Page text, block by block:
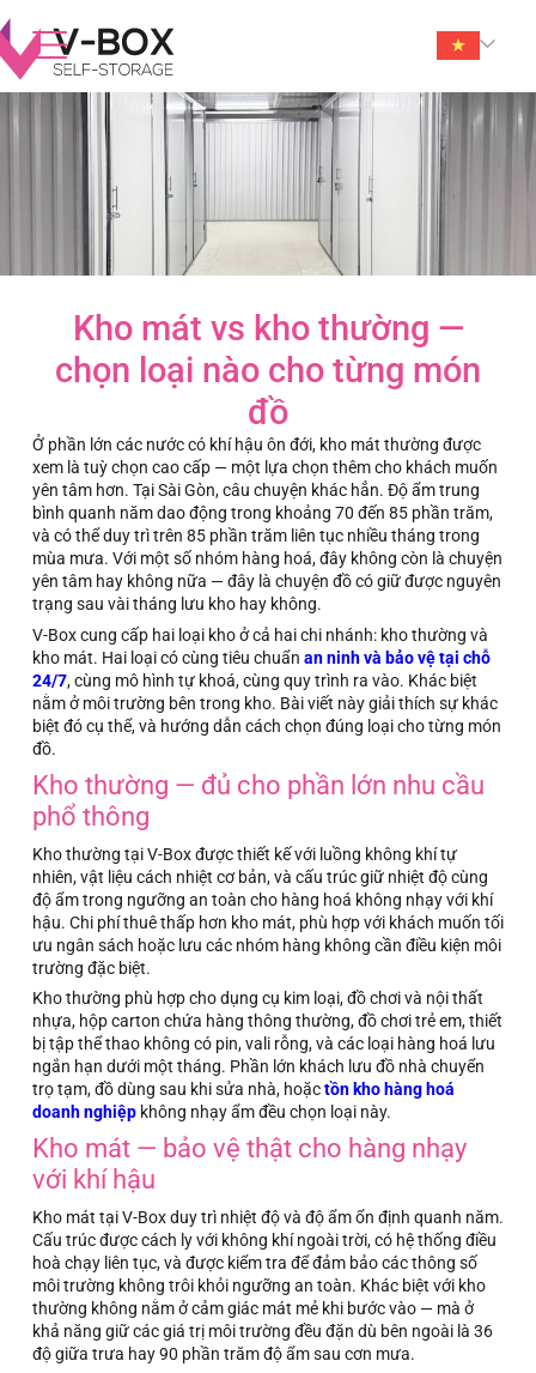
Kho mát vs kho thường —
chọn loại nào cho từng món
đồ
Ở phần lớn các nước có khí hậu ôn đới, kho mát thường được
xem là tuỳ chọn cao cấp — một lựa chọn thêm cho khách muốn
yên tâm hơn. Tại Sài Gòn, câu chuyện khác hẳn. Độ ẩm trung
bình quanh năm dao động trong khoảng 70 đến 85 phần trăm,
và có thể duy trì trên 85 phần trăm liên tục nhiều tháng trong
mùa mưa. Với một số nhóm hàng hoá, đây không còn là chuyện
yên tâm hay không nữa — đây là chuyện đồ có giữ được nguyên
trạng sau vài tháng lưu kho hay không.
V-Box cung cấp hai loại kho ở cả hai chi nhánh: kho thường và
kho mát. Hai loại có cùng tiêu chuẩn an ninh và bảo vệ tại chỗ
24/7, cùng mô hình tự khoá, cùng quy trình ra vào. Khác biệt
nằm ở môi trường bên trong kho. Bài viết này giải thích sự khác
biệt đó cụ thể, và hướng dẫn cách chọn đúng loại cho từng món
đồ.
Kho thường — đủ cho phần lớn nhu cầu
phổ thông
Kho thường tại V-Box được thiết kế với luồng không khí tự
nhiên, vật liệu cách nhiệt cơ bản, và cấu trúc giữ nhiệt độ cùng
độ ẩm trong ngưỡng an toàn cho hàng hoá không nhạy với khí
hậu. Chi phí thuê thấp hơn kho mát, phù hợp với khách muốn tối
ưu ngân sách hoặc lưu các nhóm hàng không cần điều kiện môi
trường đặc biệt.
Kho thường phù hợp cho dụng cụ kim loại, đồ chơi và nội thất
nhựa, hộp carton chứa hàng thông thường, đồ chơi trẻ em, thiết
bị tập thể thao không có pin, vali rỗng, và các loại hàng hoá lưu
ngắn hạn dưới một tháng. Phần lớn khách lưu đồ nhà chuyển
trọ tạm, đồ dùng sau khi sửa nhà, hoặctồn kho hàng hoá
doanh nghiệpkhông nhạy ẩm đều chọn loại này.
Kho mát — bảo vệ thật cho hàng nhạy
với khí hậu
Kho mát tại V-Box duy trì nhiệt độ và độ ẩm ổn định quanh năm.
Cấu trúc được cách ly với không khí ngoài trời, có hệ thống điều
hoà chạy liên tục, và được kiểm tra để đảm bảo các thông số
môi trường không trôi khỏi ngưỡng an toàn. Khác biệt với kho
thường không nằm ở cảm giác mát mẻ khi bước vào — mà ở
khả năng giữ các giá trị môi trường đều đặn dù bên ngoài là 36
độ giữa trưa hay 90 phần trăm độ ẩm sau cơn mưa.